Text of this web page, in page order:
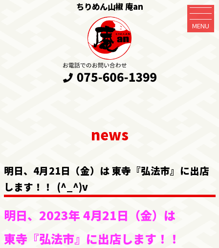
MENU
ちりめん山椒 庵an
明日、4月21日（金）は 東寺『弘法市』に出店
します！！ (^_^)v
明日、2023年 4月21日（金）は
東寺『弘法市』に出店します！！